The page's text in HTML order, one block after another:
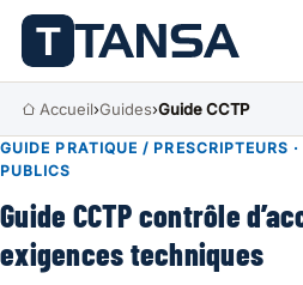
Accueil›Guides›Guide CCTP
GUIDE PRATIQUE / PRESCRIPTEURS
PUBLICS
Guide CCTP contrôle
exigences techniques